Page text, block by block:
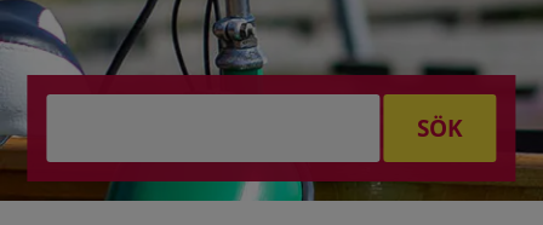
SÖK